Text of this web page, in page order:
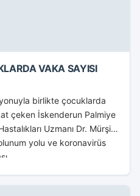
VAKA SAYISI
birlikte çocuklarda
çeken İskenderun Palmiye
Uzmanı Dr. Mürşit
yolu ve koronavirüs